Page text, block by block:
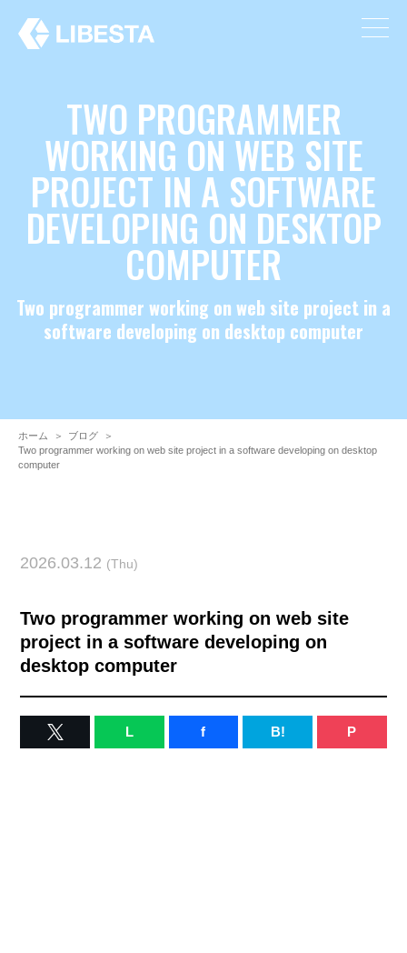
TWO PROGRAMMER
WORKING ON WEB SITE
PROJECT IN A SOFTWARE
DEVELOPING ON DESKTOP
COMPUTER
Two programmer working on web site project in a
software developing on desktop computer
ホーム ＞ ブログ
＞
Two programmer working on web site project in a software developing on desktop
computer
2026.03.12 (Thu)
Two programmer working on web site
project in a software developing on
desktop computer
L f B! P